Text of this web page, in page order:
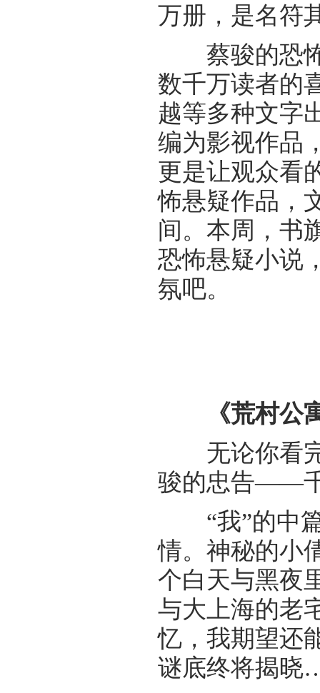
万册，是名符
蔡骏的恐怖
数千万读者的
越等多种文字
编为影视作品
更是让观众看
怖悬疑作品，
间。本周，书
恐怖悬疑小说
氛吧。
《荒村公
无论你看完
骏的忠告——
“我”的中篇
情。神秘的小
个白天与黑夜
与大上海的老
忆，我期望还
谜底终将揭